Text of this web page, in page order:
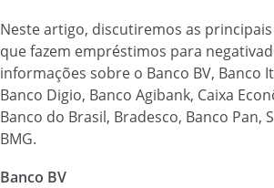
Neste artigo, discutiremos as
que fazem empréstimos para
informações sobre o Banco BV, Banco
Banco Digio, Banco Agibank, Caixa
Banco do Brasil, Bradesco, Banco Pan,
BMG.
Banco BV